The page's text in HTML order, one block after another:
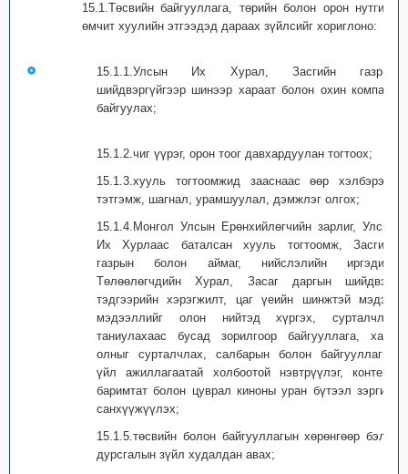
15.1.Төсвийн байгууллага, төрийн болон орон нутгийн
өмчит хуулийн этгээдэд дараах зүйлсийг хориглоно:
15.1.1.Улсын Их Хурал, Засгийн газрын
шийдвэргүйгээр шинээр хараат болон охин компани
байгуулах;
15.1.2.чиг үүрэг, орон тоог давхардуулан тогтоох;
15.1.3.хууль тогтоомжид зааснаас өөр хэлбэрээр
тэтгэмж, шагнал, урамшуулал, дэмжлэг олгох;
15.1.4.Монгол Улсын Ерөнхийлөгчийн зарлиг, Улсын
Их Хурлаас баталсан хууль тогтоомж, Засгийн
газрын болон аймаг, нийслэлийн иргэдийн
Төлөөлөгчдийн Хурал, Засаг даргын шийдвэр,
тэдгээрийн хэрэгжилт, цаг үеийн шинжтэй мэдээ,
мэдээллийг олон нийтэд хүргэх, сурталчлан
таниулахаас бусад зорилгоор байгууллага, хамт
олныг сурталчлах, салбарын болон байгууллагын
үйл ажиллагаатай холбоотой нэвтрүүлэг, контент,
баримтат болон цуврал киноны уран бүтээл зэргийг
санхүүжүүлэх;
15.1.5.төсвийн болон байгууллагын хөрөнгөөр бэлэг
дурсгалын зүйл худалдан авах;